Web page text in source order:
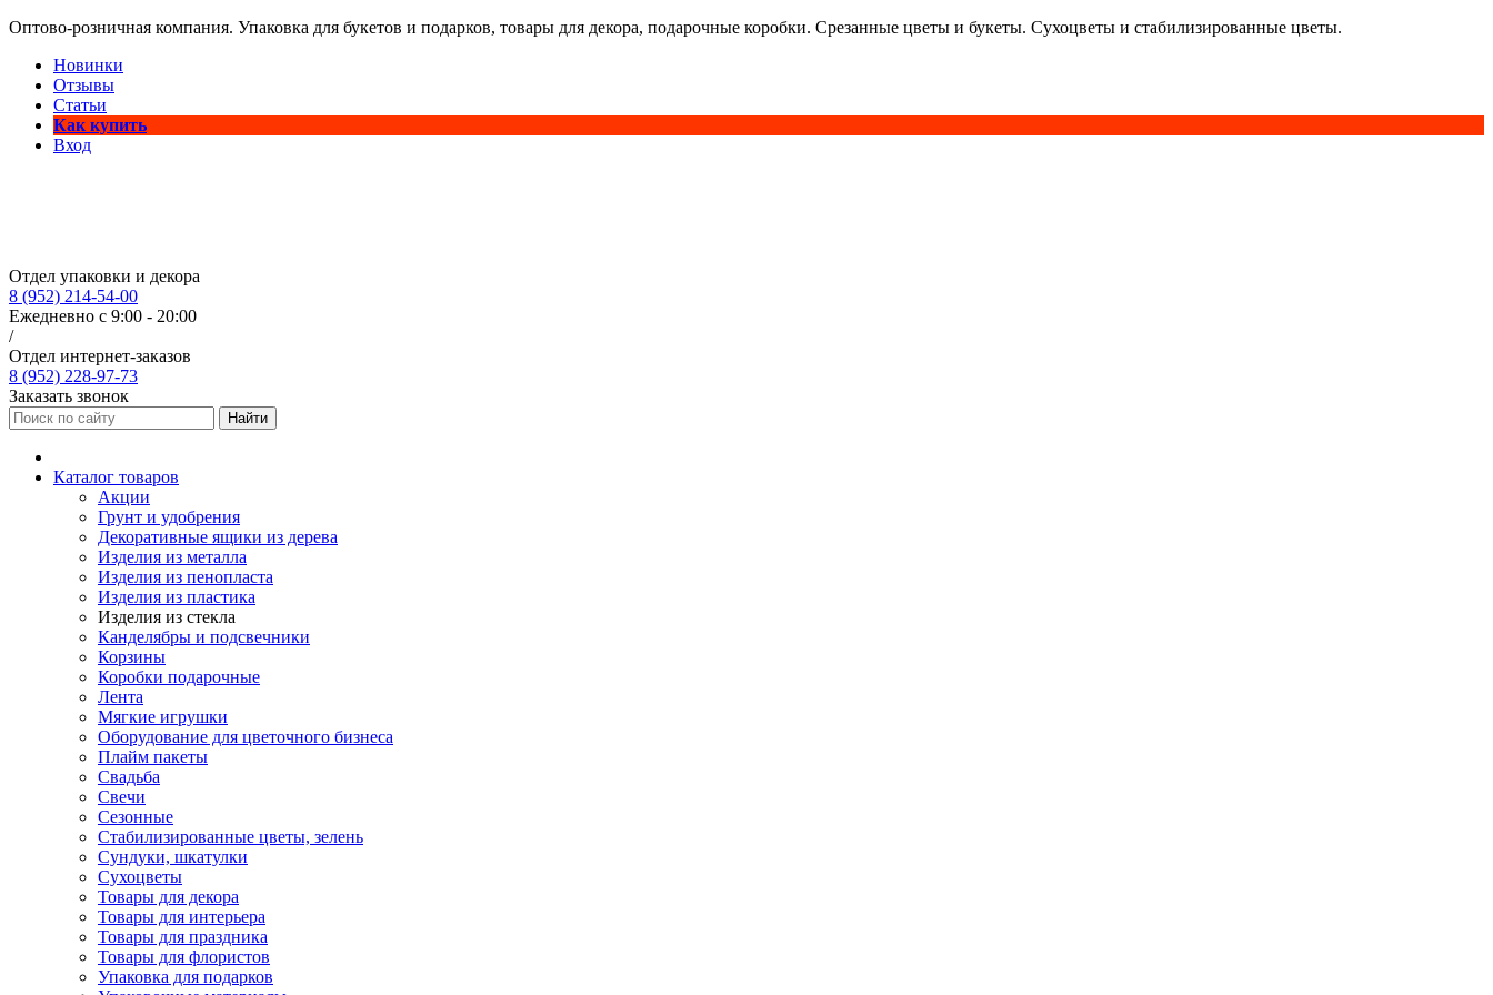
Оптово-розничная компания. Упаковка для букетов и подарков, товары для декора, подарочные коробки. Срезанные цветы и букеты. Сухоцветы и стабилизированные цветы.
Новинки
Отзывы
Статьи
Как купить
Вход
Отдел упаковки и декора
8 (952) 214-54-00
Ежедневно с 9:00 - 20:00
/
Отдел интернет-заказов
8 (952) 228-97-73
Заказать звонок
Найти
Каталог товаров
Акции
Грунт и удобрения
Декоративные ящики из дерева
Изделия из металла
Изделия из пенопласта
Изделия из пластика
Изделия из стекла
Канделябры и подсвечники
Корзины
Коробки подарочные
Лента
Мягкие игрушки
Оборудование для цветочного бизнеса
Плайм пакеты
Свадьба
Свечи
Сезонные
Стабилизированные цветы, зелень
Сундуки, шкатулки
Сухоцветы
Товары для декора
Товары для интерьера
Товары для праздника
Товары для флористов
Упаковка для подарков